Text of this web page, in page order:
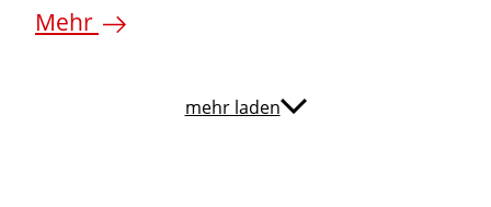
Mehr
mehr laden